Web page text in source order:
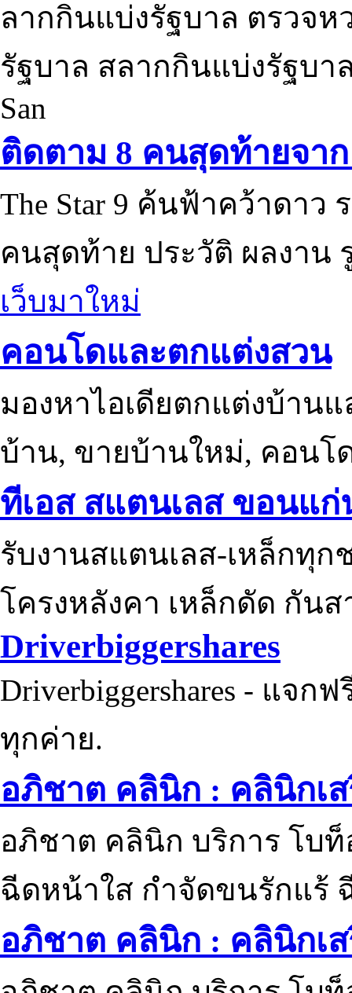
ลากกินแบ่งรัฐบาล ตรวจ
รัฐบาล สลากกินแบ่งรัฐบา
San
ติดตาม 8 คนสุดท้ายจาก
The Star 9 ค้นฟ้าคว้าดาว
คนสุดท้าย ประวัติ ผลงาน
เว็บมาใหม่
คอนโดและตกแต่งสวน
มองหาไอเดียตกแต่งบ้าน
บ้าน, ขายบ้านใหม่, คอนโ
ทีเอส สแตนเลส ขอนแก่
รับงานสแตนเลส-เหล็กทุ
โครงหลังคา เหล็กดัด กัน
Driverbiggershares
Driverbiggershares - แจก
ทุกค่าย.
อภิชาต คลินิก : คลินิกเ
อภิชาต คลินิก บริการ โบ
ฉีดหน้าใส กำจัดขนรักแร้
อภิชาต คลินิก : คลินิกเ